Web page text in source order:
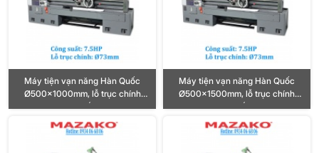
Máy tiện vạn năng Hàn Quốc
Ø500x1000mm, lỗ trục chính
Ø73mm, công suất motor 7.5HP
(5.5KW)
Máy tiện vạn năng Hàn Quốc
Ø500x1500mm, lỗ trục chính
Ø73mm, công suất motor 7.5HP
(5.5KW)